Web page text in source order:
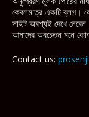
কেবলমাত্র একটি ব্লগ।
সাইট অবশ্যই দেখে
আমাদের অবচেতন মনে
Contact us: